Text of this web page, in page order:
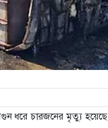
ধরে চারজনের মৃত্যু